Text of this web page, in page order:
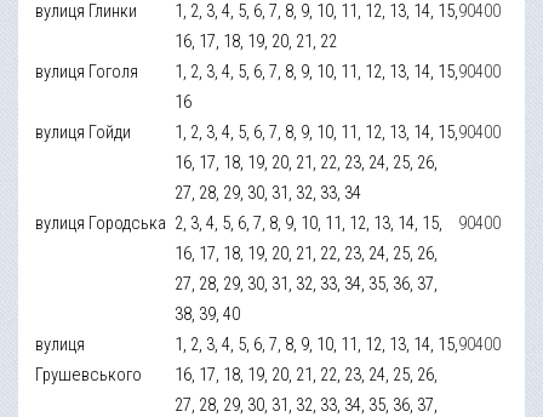
вулиця Глинки
1, 2, 3, 4, 5, 6, 7, 8, 9, 10, 11, 12, 13, 14, 15,
16, 17, 18, 19, 20, 21, 22
90400
вулиця Гоголя
1, 2, 3, 4, 5, 6, 7, 8, 9, 10, 11, 12, 13, 14, 15,
16
90400
вулиця Гойди
1, 2, 3, 4, 5, 6, 7, 8, 9, 10, 11, 12, 13, 14, 15,
16, 17, 18, 19, 20, 21, 22, 23, 24, 25, 26,
27, 28, 29, 30, 31, 32, 33, 34
90400
вулиця Городська 2, 3, 4, 5, 6, 7, 8, 9, 10, 11, 12, 13, 14, 15,
16, 17, 18, 19, 20, 21, 22, 23, 24, 25, 26,
27, 28, 29, 30, 31, 32, 33, 34, 35, 36, 37,
38, 39, 40
90400
вулиця
Грушевського
1, 2, 3, 4, 5, 6, 7, 8, 9, 10, 11, 12, 13, 14, 15,
16, 17, 18, 19, 20, 21, 22, 23, 24, 25, 26,
27, 28, 29, 30, 31, 32, 33, 34, 35, 36, 37,
90400